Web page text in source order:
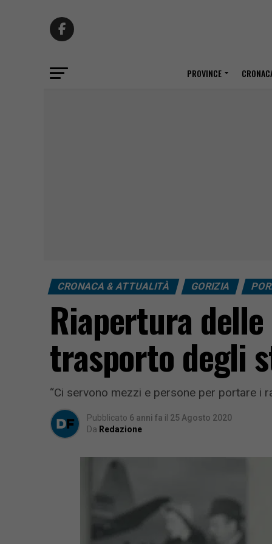
PROVINCE
CRONACA & ATTUALITÀ GORIZIA
Riapertura
trasporto degli
“Ci servono mezzi e persone per portare i
Pubblicato 6 anni fa il 25 Agosto 2020
Da Redazione